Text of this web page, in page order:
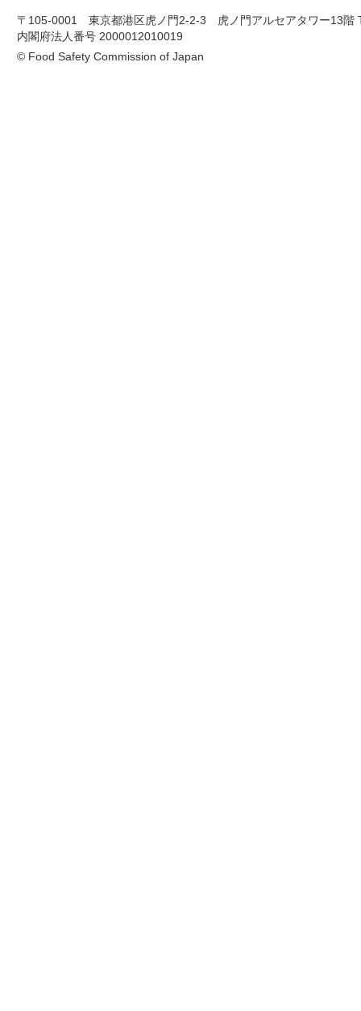
〒105-0001 東京都港区虎ノ門2-2-3 虎ノ門アルセアタワー13階
内閣府法人番号 2000012010019
© Food Safety Commission of Japan